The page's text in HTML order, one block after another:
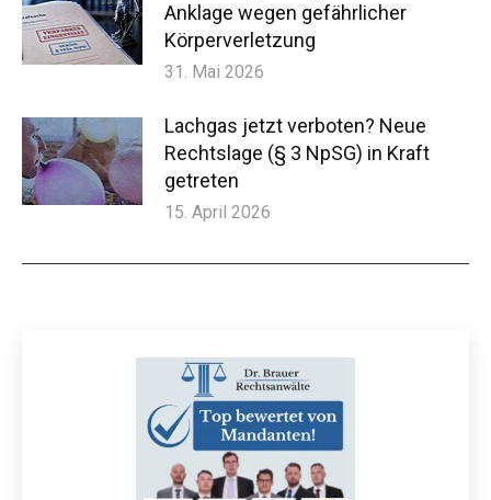
Anklage wegen gefährlicher
Körperverletzung
31. Mai 2026
Lachgas jetzt verboten? Neue
Rechtslage (§ 3 NpSG) in Kraft
getreten
15. April 2026